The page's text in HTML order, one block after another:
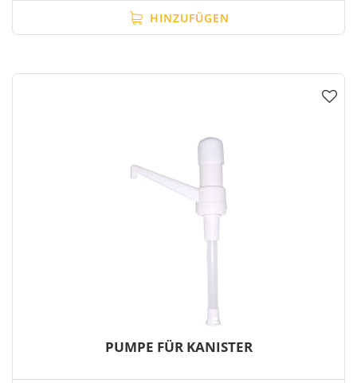
HINZUFÜGEN
PUMPE FÜR KANISTER